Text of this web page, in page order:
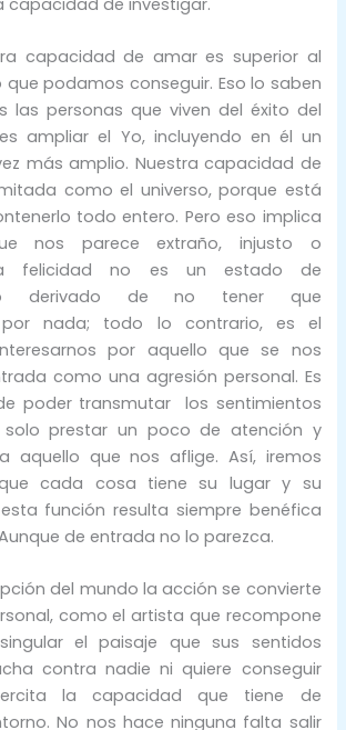
capacidad de amar es superior al
podamos conseguir. Eso lo saben
las personas que viven del éxito del
ampliar el Yo, incluyendo en él un
más amplio. Nuestra capacidad de
como el universo, porque está
todo entero. Pero eso implica
nos parece extraño, injusto o
felicidad no es un estado de
derivado de no tener que
por nada; todo lo contrario, es el
por aquello que se nos
como una agresión personal. Es
poder transmutar los sentimientos
solo prestar un poco de atención y
aquello que nos aflige. Así, iremos
cada cosa tiene su lugar y su
función resulta siempre benéfica
de entrada no lo parezca.
del mundo la acción se convierte
como el artista que recompone
el paisaje que sus sentidos
contra nadie ni quiere conseguir
la capacidad que tiene de
No nos hace ninguna falta salir